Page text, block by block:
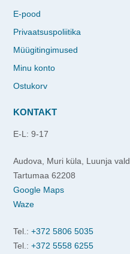
E-pood
Privaatsuspoliitika
Müügitingimused
Minu konto
Ostukorv
KONTAKT
E-L: 9-17
Audova, Muri küla, Luunja vald
Tartumaa 62208
Google Maps
Waze
Tel.: +372 5806 5035
Tel.: +372 5558 6255